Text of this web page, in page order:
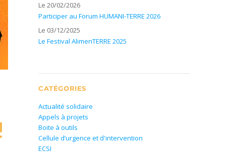
Le 20/02/2026
Participer au Forum HUMANI-TERRE 2026
Le 03/12/2025
Le Festival AlimenTERRE 2025
CATÉGORIES
Actualité solidaire
Appels à projets
Boite à outils
Cellule d’urgence et d'intervention
ECSI